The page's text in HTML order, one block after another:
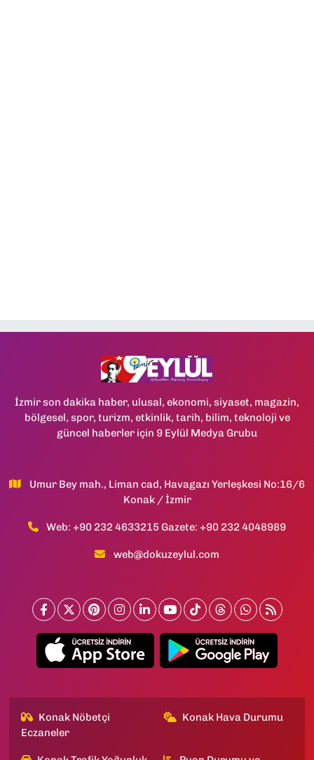
İzmir son dakika haber, ulusal, ekonomi, siyaset, magazin,
bölgesel, spor, turizm, etkinlik, tarih, bilim, teknoloji ve
güncel haberler için 9 Eylül Medya Grubu
Umur Bey mah., Liman cad, Havagazı Yerleşkesi No:16/6
Konak / İzmir
Web: +90 232 4633215 Gazete: +90 232 4048989
web@dokuzeylul.com
Konak Nöbetçi
Eczaneler
Konak Hava Durumu